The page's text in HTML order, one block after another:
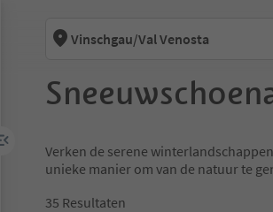
menulink
Vinschgau/Val Venosta
Verken de serene
unieke manier om van de natuur te
35 Resultaten